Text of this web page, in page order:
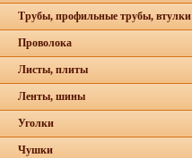
Трубы, профильные трубы, втулки
Проволока
Листы, плиты
Ленты, шины
Уголки
Чушки